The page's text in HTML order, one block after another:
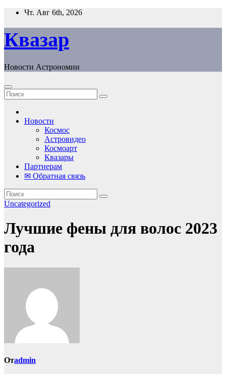
Перейти
содержанию
Чт. Авг 6th, 2026
Квазар
Новости Астрономии
Новости
Космос
Астровидео
Космоарт
Квазары
Партнерам
✉ Обратная связь
Uncategorized
Лучшие фены для волос 2023
года
Отadmin